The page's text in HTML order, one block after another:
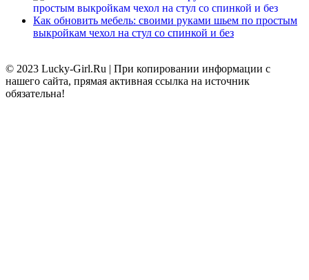
Как обновить мебель: своими руками шьем по простым
выкройкам чехол на стул со спинкой и без
© 2023 Lucky-Girl.Ru | При копировании информации с
нашего сайта, прямая активная ссылка на источник
обязательна!